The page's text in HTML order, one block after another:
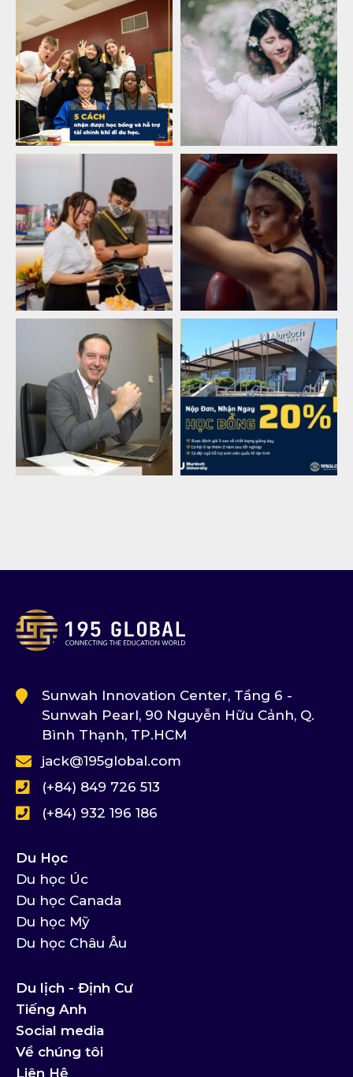
Sunwah Innovation Center, Tầng 6 -
Sunwah Pearl, 90 Nguyễn Hữu Cảnh, Q.
Bình Thạnh, TP.HCM
jack@195global.com
(+84) 849 726 513
(+84) 932 196 186
Du Học
Du học Úc
Du học Canada
Du học Mỹ
Du học Châu Âu
Du lịch - Định Cư
Tiếng Anh
Social media
Về chúng tôi
Liên Hệ